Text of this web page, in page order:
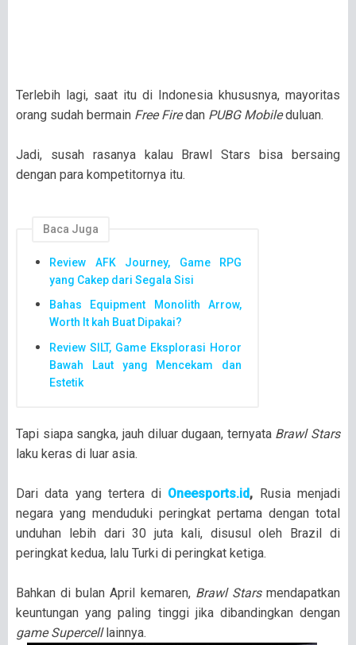
Terlebih lagi, saat itu di Indonesia khususnya, mayoritas
orang sudah bermain Free Firedan PUBG Mobileduluan.
Jadi, susah rasanya kalau Brawl Stars bisa bersaing
dengan para kompetitornya itu.
Baca Juga
Review AFK Journey, Game RPG
yang Cakep dari Segala Sisi
Bahas Equipment Monolith Arrow,
Worth It kah Buat Dipakai?
Review SILT, Game Eksplorasi Horor
Bawah Laut yang Mencekam dan
Estetik
Tapi siapa sangka, jauh diluar dugaan, ternyata Brawl Stars
laku keras di luar asia.
Dari data yang tertera di Oneesports.id, Rusia menjadi
negara yang menduduki peringkat pertama dengan total
unduhan lebih dari 30 juta kali, disusul oleh Brazil di
peringkat kedua, lalu Turki di peringkat ketiga.
Bahkan di bulan April kemaren, Brawl Starsmendapatkan
keuntungan yang paling tinggi jika dibandingkan dengan
game Supercelllainnya.